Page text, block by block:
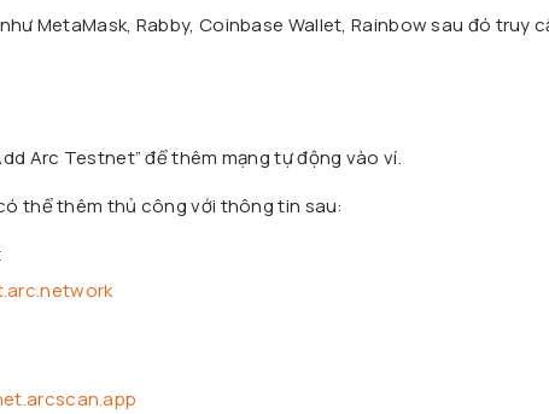
MetaMask, Rabby, Coinbase Wallet, Rainbow sau đó truy
Arc Testnet” để thêm mạng tự động vào ví.
thể thêm thủ công với thông tin sau: